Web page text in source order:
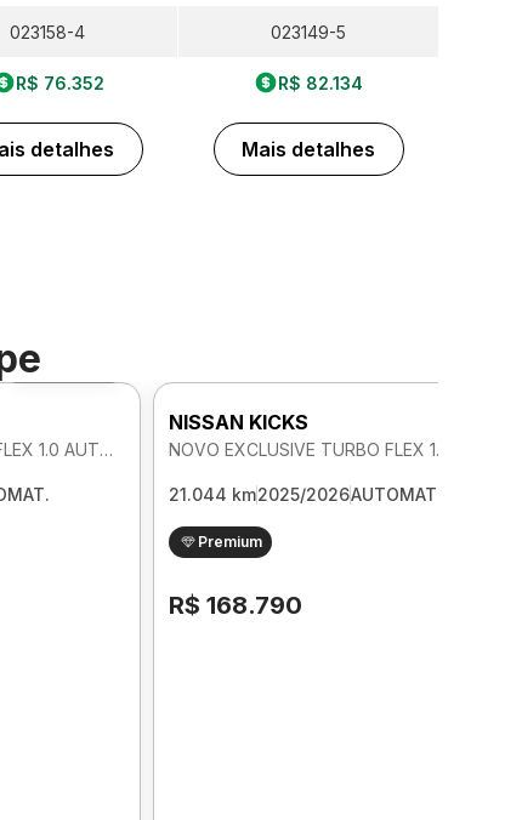
023158-4
R$ 76.352
detalhes
023149-5
R$ 82.134
Mais detalhes
Foto 360º
NOVO EXCLUSIVE TURBO FLEX 1.0 AUTOMATICO
NISSAN KICKS
21.044 km2025/2026AUTOMAT.
Premium
R$ 168.790